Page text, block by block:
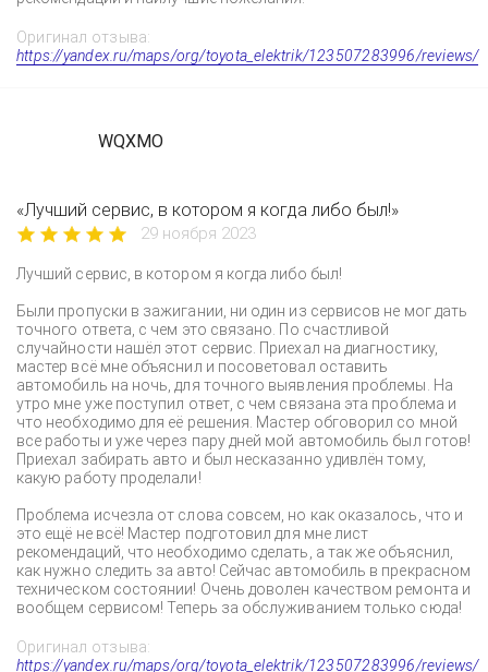
Оригинал отзыва:
https://yandex.ru/maps/org/toyota_elektrik/123507283996/reviews/
WQXMO
«Лучший сервис, в котором я когда либо был!»
29 ноября 2023
Лучший сервис, в котором я когда либо был!
Были пропуски в зажигании, ни один из сервисов не мог дать
точного ответа, с чем это связано. По счастливой
случайности нашёл этот сервис. Приехал на диагностику,
мастер всё мне объяснил и посоветовал оставить
автомобиль на ночь, для точного выявления проблемы. На
утро мне уже поступил ответ, с чем связана эта проблема и
что необходимо для её решения. Мастер обговорил со мной
все работы и уже через пару дней мой автомобиль был готов!
Приехал забирать авто и был несказанно удивлён тому,
какую работу проделали!
Проблема исчезла от слова совсем, но как оказалось, что и
это ещё не всё! Мастер подготовил для мне лист
рекомендаций, что необходимо сделать, а так же объяснил,
как нужно следить за авто! Сейчас автомобиль в прекрасном
техническом состоянии! Очень доволен качеством ремонта и
вообщем сервисом! Теперь за обслуживанием только сюда!
Оригинал отзыва:
https://yandex.ru/maps/org/toyota_elektrik/123507283996/reviews/